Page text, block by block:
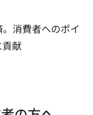
消費者へのポイ
献